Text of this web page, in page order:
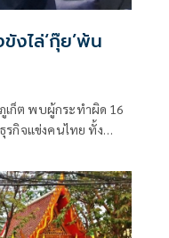
งไล่‘กุ๊ย’พ้น
เก็ต พบผู้กระทำผิด 16
รกิจแข่งคนไทย ทั้ง